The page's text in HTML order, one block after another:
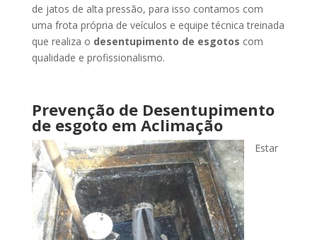
de jatos de alta pressão, para isso contamos com
uma frota própria de veículos e equipe técnica treinada
que realiza o desentupimento de esgotos com
qualidade e profissionalismo.
Prevenção de Desentupimento
de esgoto em Aclimação
Estar